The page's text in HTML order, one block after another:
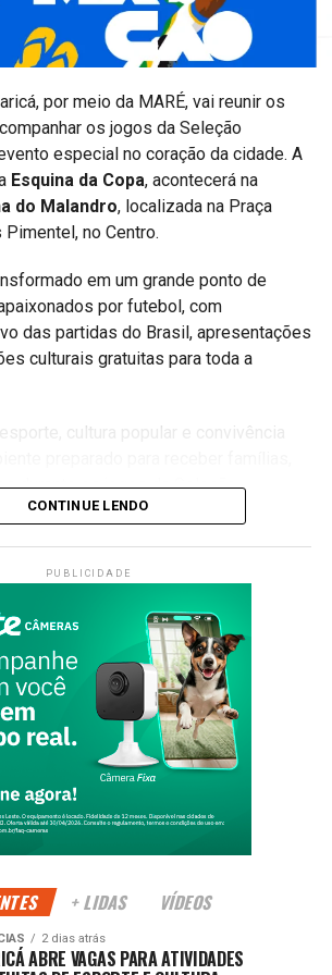
organização do projeto.
física regular em um ambiente
e acompanhado por profissionais.
Web TV no Instagram,
site para ficar por dentro das
oportunidades, serviços e
#Itaipuaçu #Saúde
#ExercícioFísico #BemEstar
#MaricáWebTV
PUBLICIDADE
, por meio da MARÉ, vai reunir os
os jogos da Seleção
especial no coração da cidade. A
Esquina da Copa, acontecerá na
do Malandro, localizada na Praça
no Centro.
em um grande ponto de
por futebol, com
das partidas do Brasil, apresentações
culturais gratuitas para toda a
cultura popular e convivência
durante os jogos da Seleção.
maricaense na busca pelo sonho do
dos jogos em telão, o público
uma programação cultural
para animar os intervalos e o
a ligação entre o futebol e a cultura
PUBLICIDADE
contribui para movimentar o Centro da
a ocupação dos espaços públicos e
CONTINUE LENDO
PUBLICIDADE
+ LIDAS VÍDEOS
2 dias atrás
ABRE VAGAS PARA ATIVIDADES